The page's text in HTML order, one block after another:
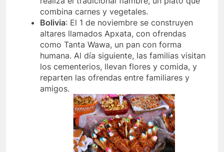
combina carnes y vegetales.
Bolivia: El 1 de noviembre se construyen
altares llamados Apxata, con ofrendas
como Tanta Wawa, un pan con forma
humana. Al día siguiente, las familias visitan
los cementerios, llevan flores y comida, y
reparten las ofrendas entre familiares y
amigos.